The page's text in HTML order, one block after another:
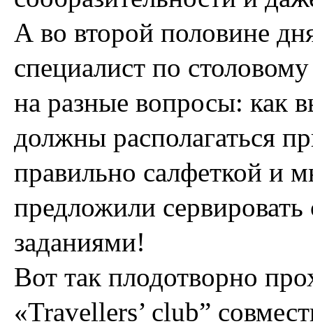
А во второй половине
специалист по
на разные вопросы: как
должны располагаться
правильно салфеткой и
предложили
заданиями!
Вот так плодотворно
«Travellers’ club”